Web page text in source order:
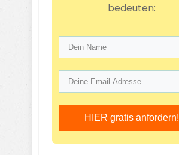
bedeuten:
HIER gratis anfordern!